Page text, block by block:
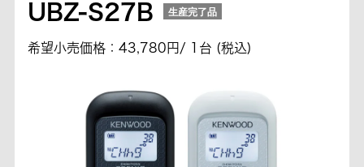
UBZ-S27B 生産完了品
希望小売価格：43,780円/ 1台 (税込)